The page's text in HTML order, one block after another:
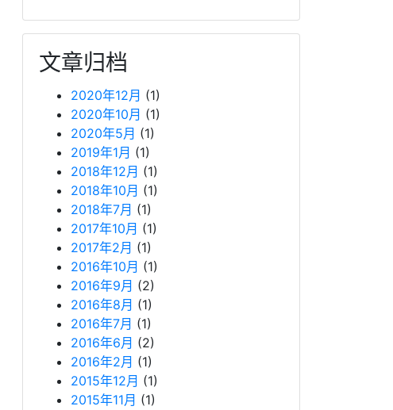
文章归档
2020年12月 (1)
2020年10月 (1)
2020年5月 (1)
2019年1月 (1)
2018年12月 (1)
2018年10月 (1)
2018年7月 (1)
2017年10月 (1)
2017年2月 (1)
2016年10月 (1)
2016年9月 (2)
2016年8月 (1)
2016年7月 (1)
2016年6月 (2)
2016年2月 (1)
2015年12月 (1)
2015年11月 (1)